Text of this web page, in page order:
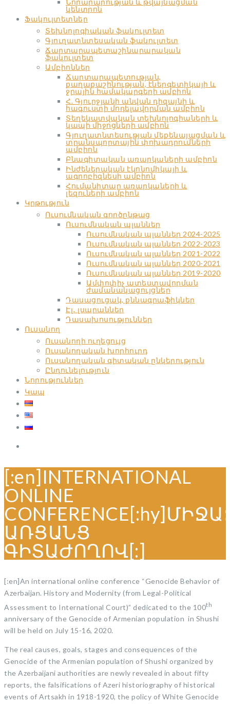
Նորարարության և թվայնացման
կենտրոն
Ֆակուլտետներ
Տեխնոլոգիական ֆակուլտետ
Գյուղատնտեսական ֆակուլտետ
Ճարտարապետաշինարարական
ֆակուլտետ
Ամբիոններ
Ճարտարապետության,
քաղաքաշինության, էներգետիկայի և
ջրային համակարգերի ամբիոն
Հ. Գյուրջյանի անվան դիզայնի և
հագուստի մոդելավորման ամբիոն
Տեղեկատվական տեխնոլոգիաների և
կապի միջոցների ամբիոն
Գյուղատնտեսության մեքենայացման և
տրանսպորտային փոխադրումների
ամբիոն
Բնագիտական առարկաների ամբիոն
Ինժեներական էկոնոմիկայի և
ագրոբիզնեսի ամբիոն
Հումանիտար առարկաների և
լեզուների ամբիոն
Կրթություն
Ուսումնական գործընթաց
Ուսումնական պլաններ
Ուսումնական պլաններ 2024-2025
Ուսումնական պլաններ 2022-2023
Ուսումնական պլաններ 2021-2022
Ուսումնական պլաններ 2020-2021
Ուսումնական պլաններ 2019-2020
Ամփոփիչ ատեստավորման
ժամանակացույցներ
Դասացուցակ, քննագրաֆիկներ
Էլ․ լսարաններ
Դասախոսություններ
Ուսանող
Ուսանողի ուղեցույց
Ուսանողական խորհուրդ
Ուսանողական գիտական ընկերություն
Ընդունելություն
Նորություններ
Կապ
[:en]INTERNATIONAL
ONLINE
ԱՌՑԱՆՑ
ԳԻՏԱԺՈՂՈՎ[:]
[:en]An international online conference “Genocide Behavior of
Azerbaijan. History and Modernity (from Legal-Political
Assessment to International Court)” dedicated to the 100th
anniversary of the Genocide of Armenian population in Shushi
will be held on July 15-16, 2020.
The real causes, goals, stages and consequences of the
Genocide of the Armenian population of Shushi organized by
the Azerbaijani authorities are newly revealed in about fifty
reports, the falsifications of Azeri historiography of historical
events of Artsakh in 1918-1920, the policy of White Genocide